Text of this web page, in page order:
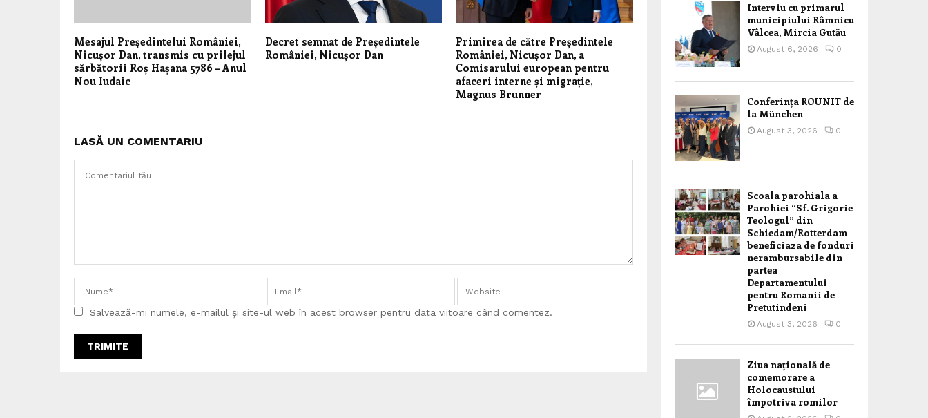
Mesajul Președintelui României,
Nicușor Dan, transmis cu prilejul
sărbătorii Roș Hașana 5786 – Anul
Nou Iudaic
Decret semnat de Președintele
României, Nicușor Dan
Primirea de către Președintele
României, Nicușor Dan, a
Comisarului european pentru
afaceri interne și migrație,
Magnus Brunner
LASĂ UN COMENTARIU
Salvează-mi numele, e-mailul și site-ul web în acest browser pentru data viitoare când comentez.
Interviu cu primarul
municipiului Râmnicu
Vâlcea, Mircia Gutău
August 6, 2026 0
Conferința ROUNIT de
la München
August 3, 2026 0
Scoala parohiala a
Parohiei “Sf. Grigorie
Teologul” din
Schiedam/Rotterdam
beneficiaza de fonduri
nerambursabile din
partea
Departamentului
pentru Romanii de
Pretutindeni
August 3, 2026 0
Ziua națională de
comemorare a
Holocaustului
împotriva romilor